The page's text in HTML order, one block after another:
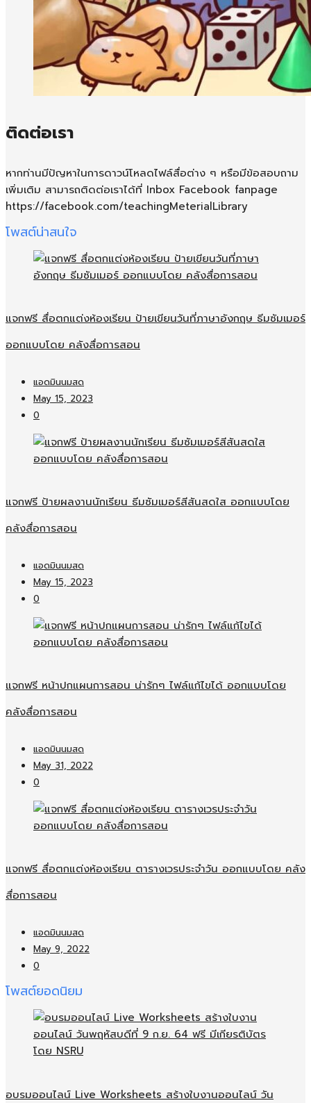
ติดต่อเรา
หากท่านมีปัญหาในการดาวน์โหลดไฟล์สื่อต่าง ๆ หรือมีข้อสอบถาม
เพิ่มเติม สามารถติดต่อเราได้ที่ Inbox Facebook fanpage
https://facebook.com/teachingMeterialLibrary
โพสต์น่าสนใจ
แจกฟรี สื่อตกแต่งห้องเรียน ป้ายเขียนวันที่ภาษาอังกฤษ ธีมซัมเมอร์
ออกแบบโดย คลังสื่อการสอน
แอดมินนมสด
May 15, 2023
0
แจกฟรี ป้ายผลงานนักเรียน ธีมซัมเมอร์สีสันสดใส ออกแบบโดย
คลังสื่อการสอน
แอดมินนมสด
May 15, 2023
0
แจกฟรี หน้าปกแผนการสอน น่ารักๆ ไฟล์แก้ไขได้ ออกแบบโดย
คลังสื่อการสอน
แอดมินนมสด
May 31, 2022
0
แจกฟรี สื่อตกแต่งห้องเรียน ตารางเวรประจำวัน ออกแบบโดย คลัง
สื่อการสอน
แอดมินนมสด
May 9, 2022
0
โพสต์ยอดนิยม
อบรมออนไลน์​ Live Worksheets สร้างใบงานออนไลน์​ วัน